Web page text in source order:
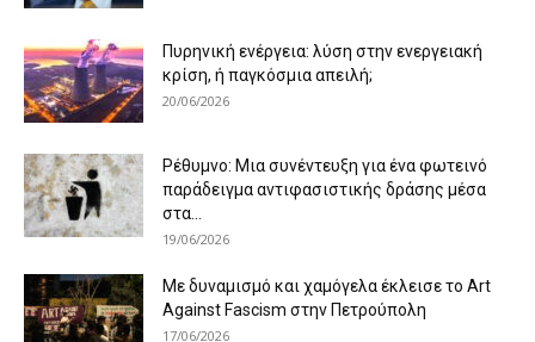
Πυρηνική ενέργεια: λύση στην ενεργειακή
κρίση, ή παγκόσμια απειλή;
20/06/2026
Ρέθυμνο: Μια συνέντευξη για ένα φωτεινό
παράδειγμα αντιφασιστικής δράσης μέσα
στα...
19/06/2026
Με δυναμισμό και χαμόγελα έκλεισε το Art
Against Fascism στην Πετρούπολη
17/06/2026